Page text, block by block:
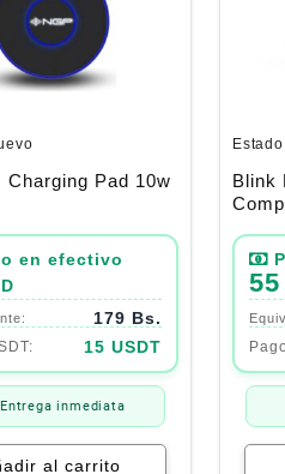
Charging Pad 10w
179 Bs.
15 USDT
Entrega inmediata
al carrito
Blink
55